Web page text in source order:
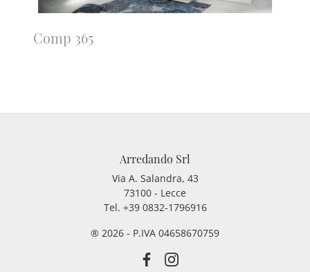
Comp 365
Arredando Srl
Via A. Salandra, 43
73100 - Lecce
Tel. +39 0832-1796916
® 2026 - P.IVA 04658670759